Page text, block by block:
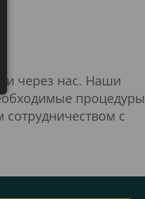
через нас. Наши
процедуры
с